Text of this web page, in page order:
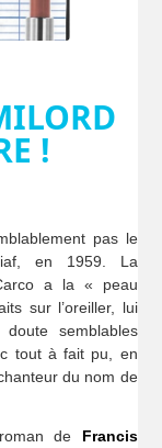
!
pas le
en 1959. La
a la « peau
sur l’oreiller, lui
semblables
tout à fait pu, en
du nom de
de Francis